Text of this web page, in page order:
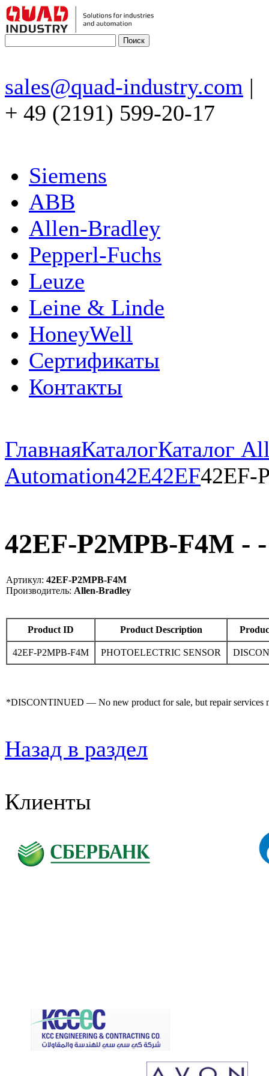
sales@quad-industry.com |
+ 49 (2191) 599-20-17
Siemens
ABB
Allen-Bradley
Pepperl-Fuchs
Leuze
Leine & Linde
HoneyWell
Сертификаты
Контакты
ГлавнаяКаталогКаталог
Automation42E42EF42EF-
42EF-P2MPB-F4M -
Артикул: 42EF-P2MPB-F4M
Производитель: Allen-Bradley
Product ID Product Description
42EF-P2MPB-F4M PHOTOELECTRIC SENSOR
*DISCONTINUED — No new product for sale, but repair services
Назад в раздел
Клиенты